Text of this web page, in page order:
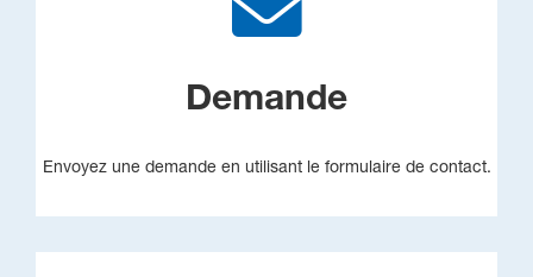
Demande
Envoyez une demande en utilisant le formulaire de contact.